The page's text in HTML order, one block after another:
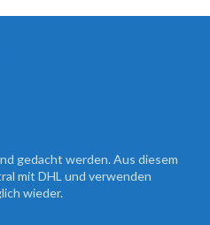
gedacht werden. Aus diesem
mit DHL und verwenden
wieder.